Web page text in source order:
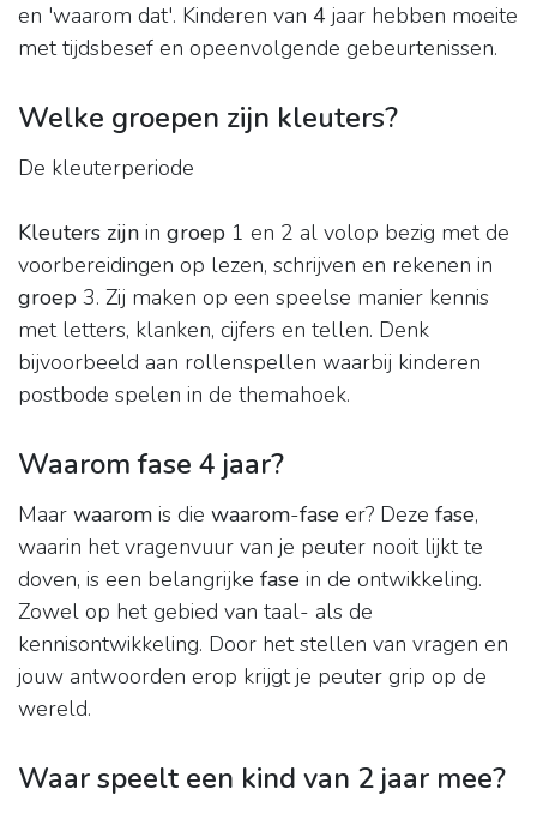
en 'waarom dat'. Kinderen van 4 jaar hebben moeite
met tijdsbesef en opeenvolgende gebeurtenissen.
Welke groepen zijn kleuters?
De kleuterperiode
Kleuters zijn in groep 1 en 2 al volop bezig met de
voorbereidingen op lezen, schrijven en rekenen in
groep 3. Zij maken op een speelse manier kennis
met letters, klanken, cijfers en tellen. Denk
bijvoorbeeld aan rollenspellen waarbij kinderen
postbode spelen in de themahoek.
Waarom fase 4 jaar?
Maar waarom is die waarom-fase er? Deze fase,
waarin het vragenvuur van je peuter nooit lijkt te
doven, is een belangrijke fase in de ontwikkeling.
Zowel op het gebied van taal- als de
kennisontwikkeling. Door het stellen van vragen en
jouw antwoorden erop krijgt je peuter grip op de
wereld.
Waar speelt een kind van 2 jaar mee?